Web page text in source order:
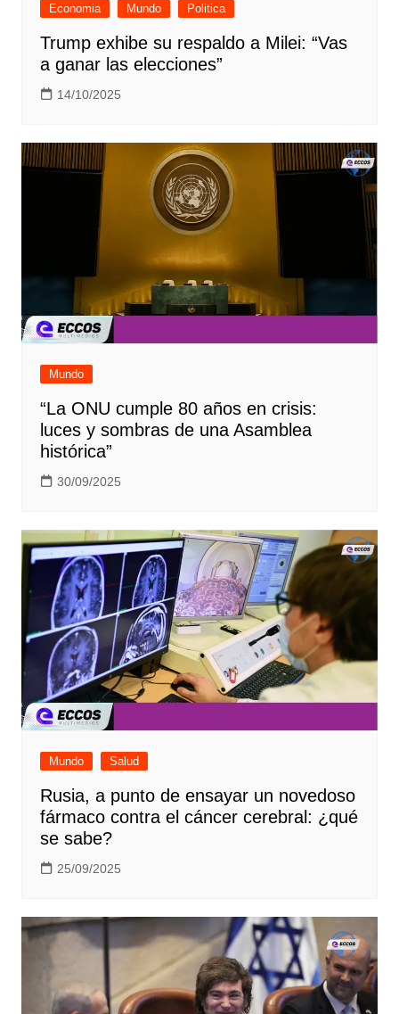
Economia Mundo Politica
Trump exhibe su respaldo a Milei: “Vas
a ganar las elecciones”
14/10/2025
Mundo
“La ONU cumple 80 años en crisis:
luces y sombras de una Asamblea
histórica”
30/09/2025
Mundo Salud
Rusia, a punto de ensayar un novedoso
fármaco contra el cáncer cerebral: ¿qué
se sabe?
25/09/2025